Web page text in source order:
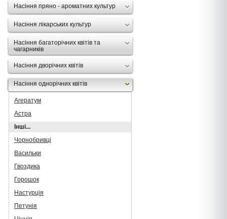
Насіння пряно - ароматних культур
Насіння лікарських культур
Насіння багаторічних квітів та
чагарників
Насіння дворічних квітів
Насіння однорічних квітів
Агератум
Астра
Інші...
Чорнобривці
Васильки
Гвоздика
Горошок
Настурція
Петунія